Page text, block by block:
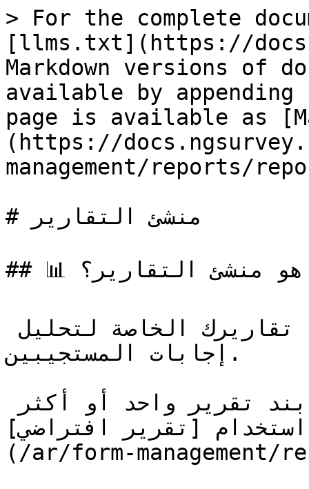
> For the complete
[llms.txt](https://
Markdown versions of
available by
page is available as
(https://
management/reports/
# منشئ التقارير
## 📊 ما هو منشئ التقارير؟
إجابات المستجيبين.
[تقرير افتراضي]
(/ar/form-